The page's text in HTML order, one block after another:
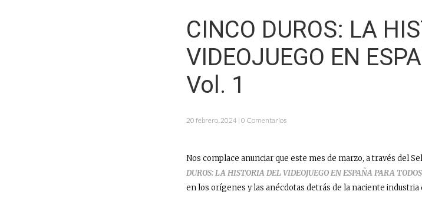
CINCO DUROS: LA
VIDEOJUEGO EN
Vol. 1
20 febrero, 2024 | 0 Comentarios
Nos complace anunciar que este mes de marzo, a través del
DUROS: LA HISTORIA DEL VIDEOJUEGO EN ESPAÑA PARA TODOS
en los orígenes y las anécdotas detrás de la naciente industria